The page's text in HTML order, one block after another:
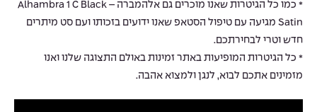
* כמו כל הגיטרות שאנו מוכרים גם אלהמברה – Alhambra 1 C Black
Satin מגיעה עם טיפול הסטאפ שאנו ידועים בזכותו ועם סט מיתרים
חדש וטרי לבחירתכם.
* כל הגיטרות המופיעות באתר זמינות באולם התצוגה שלנו ואנו
מזמינים אתכם לבוא, לנגן ולמצוא אהבה.